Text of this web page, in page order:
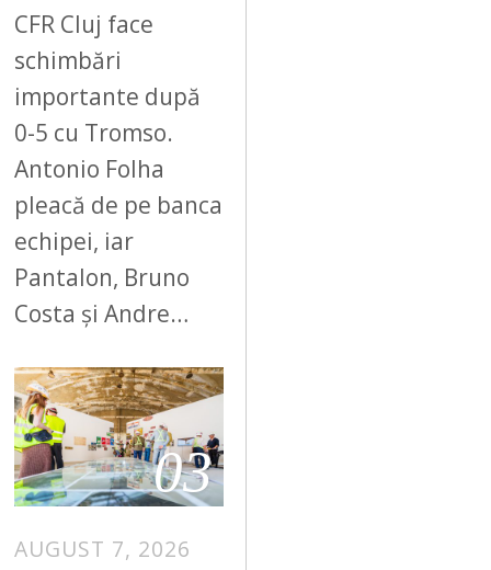
CFR Cluj face
schimbări
importante după
0-5 cu Tromso.
Antonio Folha
pleacă de pe banca
echipei, iar
Pantalon, Bruno
Costa și Andre…
03
AUGUST 7, 2026